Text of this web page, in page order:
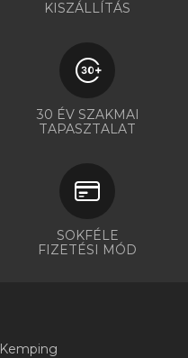
KISZÁLLÍTÁS
30 ÉV SZAKMAI
TAPASZTALAT
SOKFÉLE
FIZETÉSI MÓD
Kemping